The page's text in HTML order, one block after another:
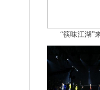
“筷味江湖”